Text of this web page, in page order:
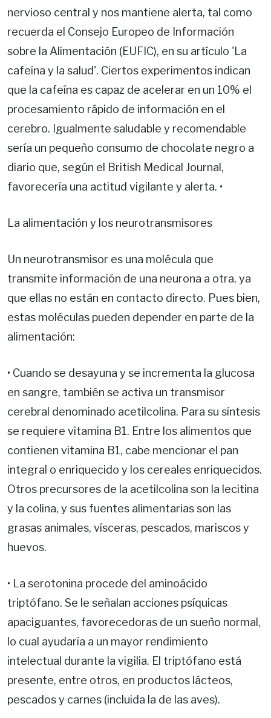
nervioso central y nos mantiene alerta, tal como
recuerda el Consejo Europeo de Información
sobre la Alimentación (EUFIC), en su artículo 'La
cafeína y la salud'. Ciertos experimentos indican
que la cafeína es capaz de acelerar en un 10% el
procesamiento rápido de información en el
cerebro. Igualmente saludable y recomendable
sería un pequeño consumo de chocolate negro a
diario que, según el British Medical Journal,
favorecería una actitud vigilante y alerta. •
La alimentación y los neurotransmisores
Un neurotransmisor es una molécula que
transmite información de una neurona a otra, ya
que ellas no están en contacto directo. Pues bien,
estas moléculas pueden depender en parte de la
alimentación:
• Cuando se desayuna y se incrementa la glucosa
en sangre, también se activa un transmisor
cerebral denominado acetilcolina. Para su síntesis
se requiere vitamina B1. Entre los alimentos que
contienen vitamina B1, cabe mencionar el pan
integral o enriquecido y los cereales enriquecidos.
Otros precursores de la acetilcolina son la lecitina
y la colina, y sus fuentes alimentarias son las
grasas animales, vísceras, pescados, mariscos y
huevos.
• La serotonina procede del aminoácido
triptófano. Se le señalan acciones psíquicas
apaciguantes, favorecedoras de un sueño normal,
lo cual ayudaría a un mayor rendimiento
intelectual durante la vigilia. El triptófano está
presente, entre otros, en productos lácteos,
pescados y carnes (incluida la de las aves).